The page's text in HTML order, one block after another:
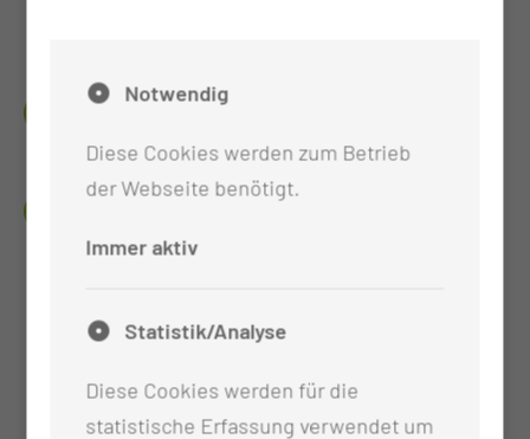
DAS BRAUCHST DU
WANN UND WIE LANG
Notwendig
Diese Cookies werden zum Betrieb
der Webseite benötigt.
Immer aktiv
Statistik/Analyse
Diese Cookies werden für die
statistische Erfassung verwendet um